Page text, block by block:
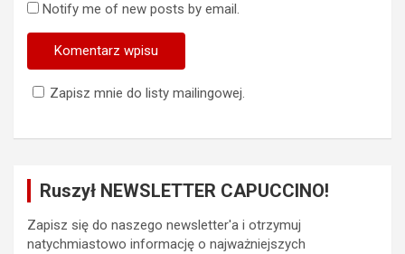
Notify me of new posts by email.
Zapisz mnie do listy mailingowej.
Ruszył NEWSLETTER CAPUCCINO!
Zapisz się do naszego newsletter'a i otrzymuj
natychmiastowo informację o najważniejszych